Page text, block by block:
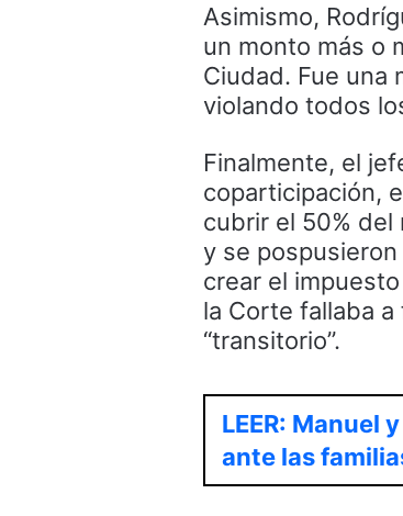
Asimismo,
un monto más o
Ciudad. Fue una
violando todos
Finalmente, el
coparticipación,
cubrir el 50%
y se
crear el
la Corte fallaba
“transitorio”.
LEER: Manuel
ante las